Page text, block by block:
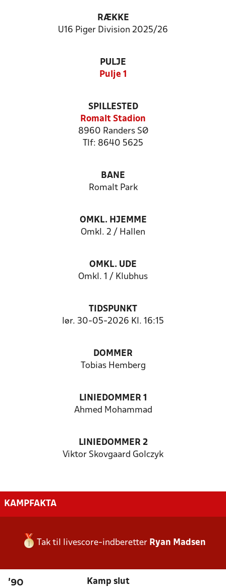
RÆKKE
U16 Piger Division 2025/26
PULJE
Pulje 1
SPILLESTED
Romalt Stadion
8960 Randers SØ
Tlf: 8640 5625
BANE
Romalt Park
OMKL. HJEMME
Omkl. 2 / Hallen
OMKL. UDE
Omkl. 1 / Klubhus
TIDSPUNKT
lør. 30-05-2026 Kl. 16:15
DOMMER
Tobias Hemberg
LINIEDOMMER 1
Ahmed Mohammad
LINIEDOMMER 2
Viktor Skovgaard Golczyk
KAMPFAKTA
Tak til livescore-indberetter Ryan Madsen
'90 Kamp slut